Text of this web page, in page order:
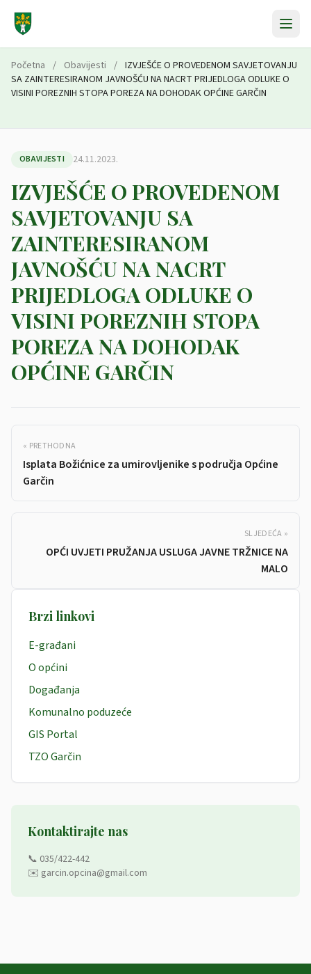
Početna / Obavijesti / IZVJEŠĆE O PROVEDENOM SAVJETOVANJU
SA ZAINTERESIRANOM JAVNOŠĆU NA NACRT PRIJEDLOGA ODLUKE O
VISINI POREZNIH STOPA POREZA NA DOHODAK OPĆINE GARČIN
OBAVIJESTI 24.11.2023.
IZVJEŠĆE O PROVEDENOM
SAVJETOVANJU SA
ZAINTERESIRANOM
JAVNOŠĆU NA NACRT
PRIJEDLOGA ODLUKE O
VISINI POREZNIH STOPA
POREZA NA DOHODAK
OPĆINE GARČIN
« PRETHODNA
Isplata Božićnice za umirovljenike s područja Općine
Garčin
SLJEDEĆA »
OPĆI UVJETI PRUŽANJA USLUGA JAVNE TRŽNICE NA
MALO
Brzi linkovi
E-građani
O općini
Događanja
Komunalno poduzeće
GIS Portal
TZO Garčin
Kontaktirajte nas
📞 035/422-442
✉️ garcin.opcina@gmail.com